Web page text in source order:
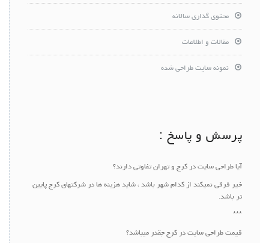
محتوی گذاری سالانه
مقالات و اطلاعات
نمونه سایت طراحی شده
پرسش و پاسخ :
آیا طراحی سایت در کرج و تهران تفاوتی دارند؟
خیر فرقی نمیکند از کدام شهر باشد ، شاید هزینه ها در شرکتهای کرج پایین
تر باشد.
***
قیمت طراحی سایت در کرج جقدر میباشد؟